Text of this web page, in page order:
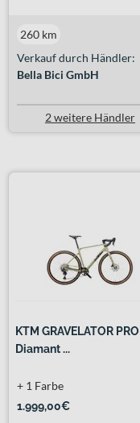
Verkauf durch Händler:
Bella Bici GmbH
260 km
2 weitere Händler
KTM GRAVELATOR PRO
Diamant ...
1.999,00€
+ 1 Farbe